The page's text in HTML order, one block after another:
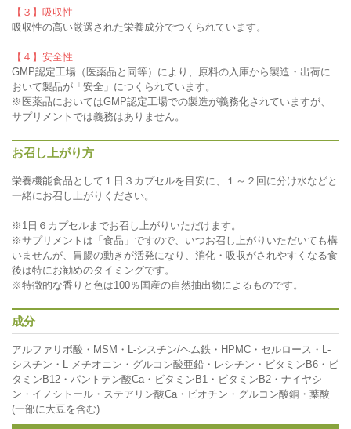
【３】吸収性
吸収性の高い厳選された栄養成分でつくられています。
【４】安全性
GMP認定工場（医薬品と同等）により、原料の入庫から製造・出荷に
おいて製品が「安全」につくられています。
※医薬品においてはGMP認定工場での製造が義務化されていますが、
サプリメントでは義務はありません。
お召し上がり方
栄養機能食品として１日３カプセルを目安に、１～２回に分け水などと
一緒にお召し上がりください。
※1日６カプセルまでお召し上がりいただけます。
※サプリメントは「食品」ですので、いつお召し上がりいただいても構
いませんが、胃腸の動きが活発になり、消化・吸収がされやすくなる食
後は特にお勧めのタイミングです。
※特徴的な香りと色は100％国産の自然抽出物によるものです。
成分
アルファリボ酸・MSM・L-シスチン/ヘム鉄・HPMC・セルロース・L-
シスチン・L-メチオニン・グルコン酸亜鉛・レシチン・ビタミンB6・ビ
タミンB12・パントテン酸Ca・ビタミンB1・ビタミンB2・ナイヤシ
ン・イノシトール・ステアリン酸Ca・ビオチン・グルコン酸銅・葉酸
(一部に大豆を含む)